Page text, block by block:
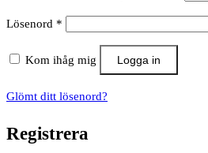
Lösenord *
Kom ihåg mig Logga in
Glömt ditt lösenord?
Registrera